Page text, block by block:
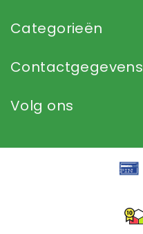
Categorieën
Contactgegevens
Volg ons